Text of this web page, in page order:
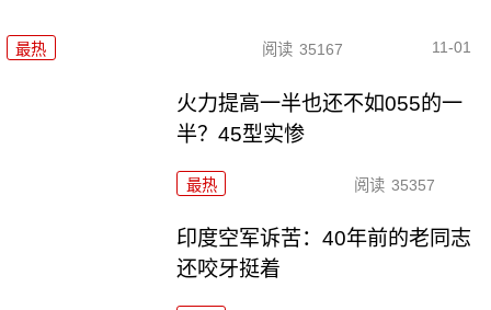
最热 阅读 35167 11-01
火力提高一半也还不如055的一
半？45型实惨
最热 阅读 35357
印度空军诉苦：40年前的老同志
还咬牙挺着